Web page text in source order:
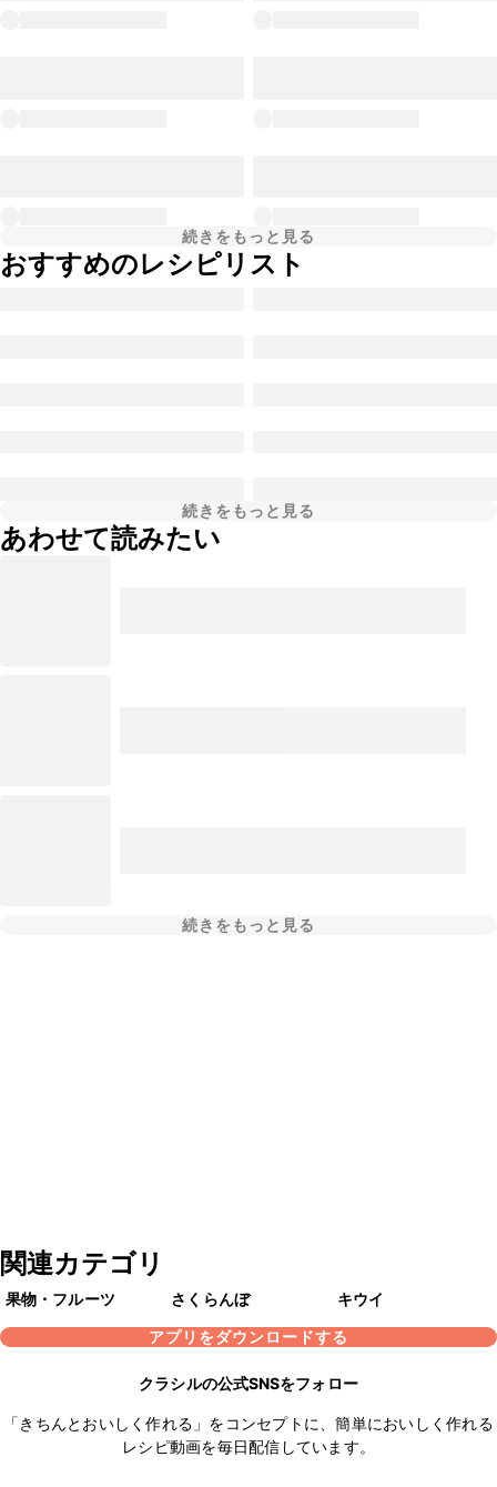
続きをもっと見る
おすすめのレシピリスト
続きをもっと見る
あわせて読みたい
続きをもっと見る
関連カテゴリ
果物・フルーツ さくらんぼ
キウイ
アプリをダウンロードする
クラシルの公式SNSをフォロー
「きちんとおいしく作れる」をコンセプトに、簡単においしく作れる
レシピ動画を毎日配信しています。